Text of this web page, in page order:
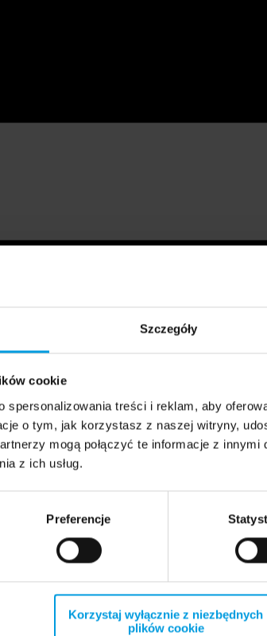
Szczegóły
cookie
spersonalizowania treści i reklam, aby
o tym, jak korzystasz z naszej witryny,
mogą połączyć te informacje z innymi
z ich usług.
Preferencje
Korzystaj wyłącznie z niezbędnych
plików cookie